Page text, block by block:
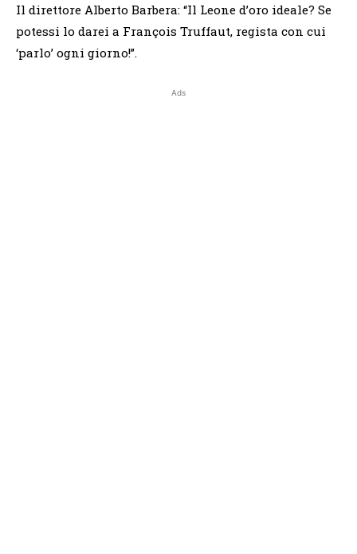
Il direttore Alberto Barbera: “Il Leone d’oro ideale? Se
potessi lo darei a François Truffaut, regista con cui
‘parlo’ ogni giorno!”.
Ads